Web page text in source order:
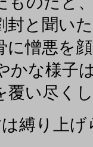
封と聞い
に憎悪を
かな様子
覆い尽く
縛り上げ